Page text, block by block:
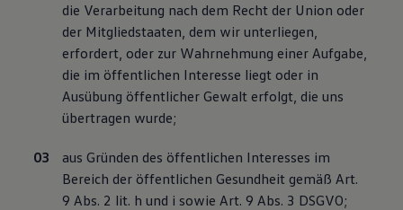
die Verarbeitung nach dem Recht der Union oder
der Mitgliedstaaten, dem wir unterliegen,
erfordert, oder zur Wahrnehmung einer Aufgabe,
die im öffentlichen Interesse liegt oder in
Ausübung öffentlicher Gewalt erfolgt, die uns
übertragen wurde;
aus Gründen des öffentlichen Interesses im
Bereich der öffentlichen Gesundheit gemäß Art.
9 Abs. 2 lit. h und i sowie Art. 9 Abs. 3 DSGVO;